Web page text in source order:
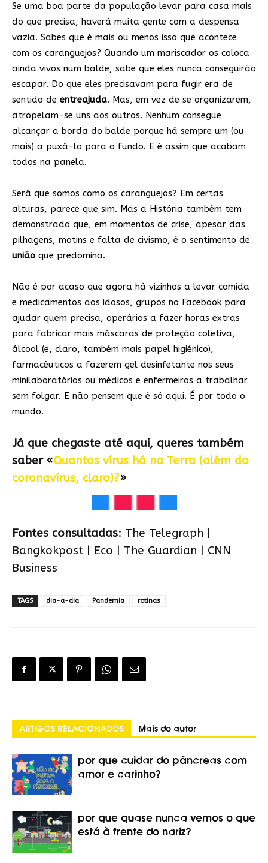
Se uma boa parte da população levar para casa mais
do que precisa, haverá muita gente com a despensa
vazia. Sabes que é mais ou menos isso que acontece
com os caranguejos? Quando um mariscador os coloca
ainda vivos num balde, sabe que eles nunca conseguirão
escapar. Do que eles precisavam para fugir era de
sentido de entreajuda. Mas, em vez de se organizarem,
atropelam-se uns aos outros. Nenhum consegue
alcançar a borda do balde porque há sempre um (ou
mais) a puxá-lo para o fundo. E é assim que acabam
todos na panela.
Será que somos como os caranguejos? Em certas
alturas, parece que sim. Mas a História também tem
demonstrado que, em momentos de crise, apesar das
pilhagens, motins e falta de civismo, é o sentimento de
união que predomina.
Não é por acaso que agora há vizinhos a levar comida
e medicamentos aos idosos, grupos no Facebook para
ajudar quem precisa, operários a fazer horas extras
para fabricar mais máscaras de proteção coletiva,
álcool (e, claro, também mais papel higiénico),
farmacêuticos a fazerem gel desinfetante nos seus
minilaboratórios ou médicos e enfermeiros a trabalhar
sem folgar. E não pensem que é só aqui. É por todo o
mundo.
Já que chegaste até aqui, queres também
saber «Quantos vírus há na Terra (além do
coronavírus, claro)?»
Fontes consultadas: The Telegraph
Bangkokpost
Eco The Guardian
CNN
Business
TAGS dia-a-dia Pandemia rotinas
ARTIGOS RELACIONADOS Mais do autor
por que cuidar do pâncreas com
amor e carinho?
por que quase nunca vemos o que
está à frente do nariz?